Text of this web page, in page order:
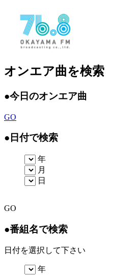
オンエア曲を検索
●今日のオンエア曲
GO
● 日付で検索
年
月
日
GO
●番組名で検索
日付を選択して下さい
年